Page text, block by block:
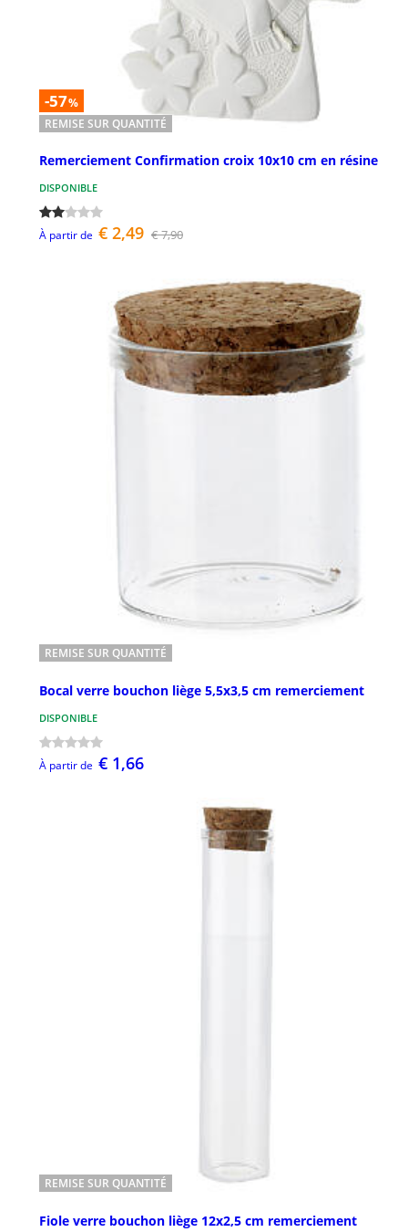
-57%
REMISE SUR QUANTITÉ
Remerciement Confirmation croix 10x10 cm en résine
DISPONIBLE
À partir de € 2,49 € 7,90
REMISE SUR QUANTITÉ
Bocal verre bouchon liège 5,5x3,5 cm remerciement
DISPONIBLE
À partir de € 1,66
REMISE SUR QUANTITÉ
Fiole verre bouchon liège 12x2,5 cm remerciement